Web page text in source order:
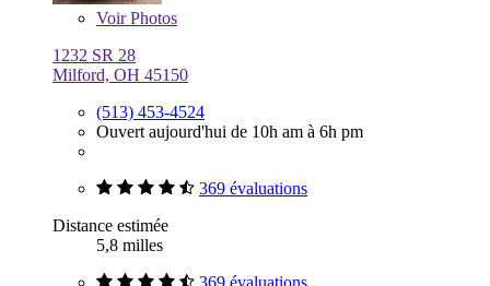
VoirPhotos
1232 SR 28
Milford, OH 45150
(513) 453-4524
Ouvert aujourd'hui de 10h am à 6h pm
369 évaluations
Distance estimée
5,8 milles
369 évaluations